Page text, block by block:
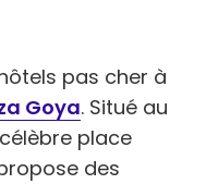
pas cher à
Goya. Situé au
place
des